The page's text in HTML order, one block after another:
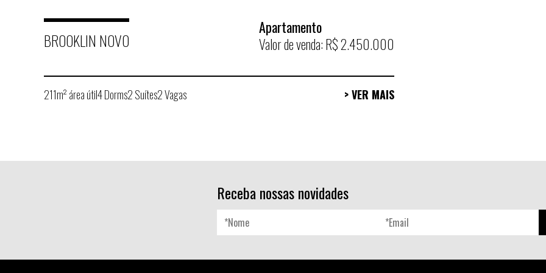
BROOKLIN NOVO
Apartamento
Valor de venda: R$ 2.450.000
211m² área útil4 Dorms2 Suítes2 Vagas > VER MAIS
Receba nossas novidades